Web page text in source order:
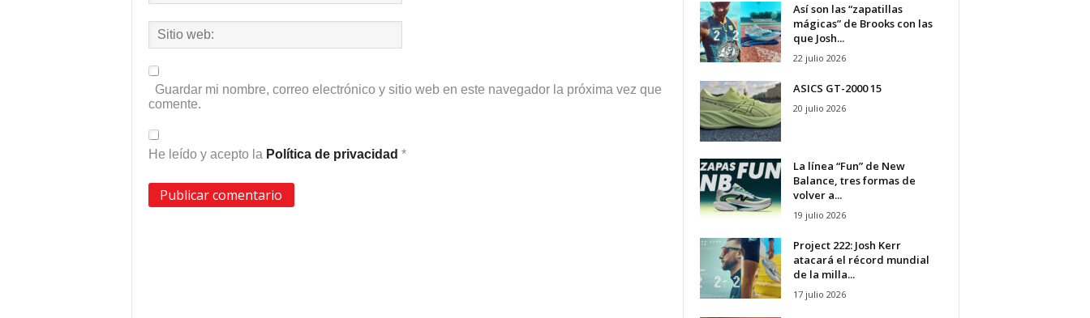
Guardar mi nombre, correo electrónico y sitio web en este navegador la próxima vez que
comente.
He leído y acepto la Política de privacidad *
Así son las “zapatillas
mágicas” de Brooks con las
que Josh...
22 julio 2026
ASICS GT-2000 15
20 julio 2026
La línea “Fun” de New
Balance, tres formas de
volver a...
19 julio 2026
Project 222: Josh Kerr
atacará el récord mundial
de la milla...
17 julio 2026